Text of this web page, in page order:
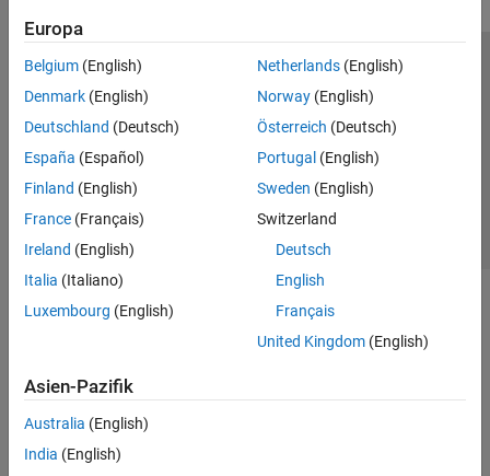
Europa
Belgium (English)
Denmark (English)
Deutschland (Deutsch)
España (Español)
Finland (English)
France (Français)
Ireland (English)
Italia (Italiano)
Luxembourg (English)
Netherlands(English)
Norway(English)
Österreich (Deutsch)
Portugal (English)
Sweden (English)
Switzerland
Deutsch
English
Français
United Kingdom(English)
Asien-Pazifik
Australia (English)
India (English)
Trust Center
Datenschutz-Richtlinien
Datendiebstahl verhindern
Status von Anwendungen
© 1994-2026 The MathWorks, Inc.
Website auswählen
Deutschland